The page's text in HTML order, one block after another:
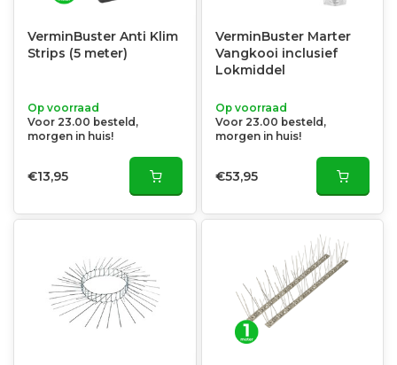
VerminBuster Anti Klim
Strips (5 meter)
Op voorraad
Voor 23.00 besteld,
morgen in huis!
€13,95
VerminBuster Marter
Vangkooi inclusief
Lokmiddel
Op voorraad
Voor 23.00 besteld,
morgen in huis!
€53,95